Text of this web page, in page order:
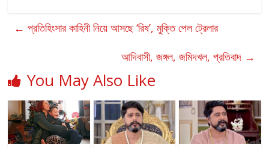
← প্রতিহিংসার কাহিনী নিয়ে আসছে ‘রিষ’, মুক্তি পেল ট্রেলার
আদিবাসী, জঙ্গল, জমিদখল, প্রতিবাদ →
You May Also Like